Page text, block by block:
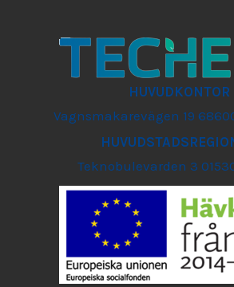
HUVUDKONTOR
Vagnsmakarevägen 19
Teknobulevarden 3